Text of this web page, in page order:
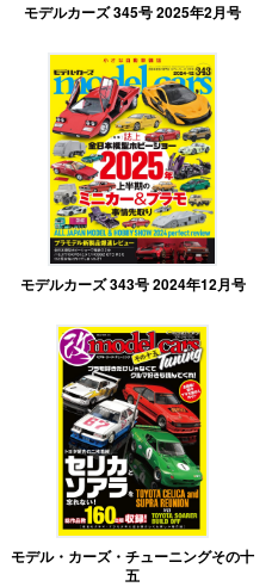
モデルカーズ 345号 2025年2月号
モデルカーズ 343号 2024年12月号
モデル・カーズ・チューニングその十
五